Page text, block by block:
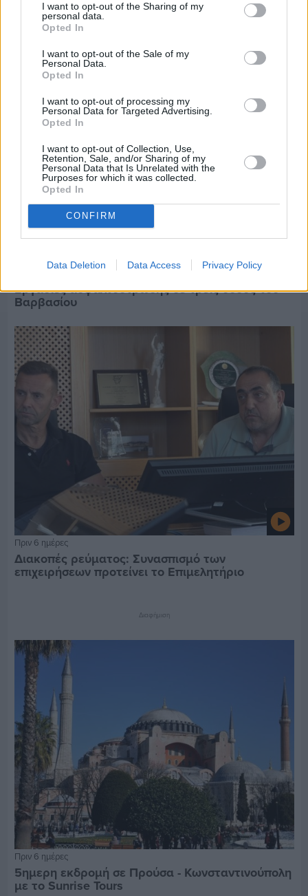
I want to opt-out of the Sharing of my
personal data.
Opted In
I want to opt-out of the Sale of my
Personal Data.
Opted In
I want to opt-out of processing my
Personal Data for Targeted Advertising.
Opted In
I want to opt-out of Collection, Use,
Retention, Sale, and/or Sharing of my
Personal Data that Is Unrelated with the
Purposes for which it was collected.
Opted In
CONFIRM
Data Deletion Data Access Privacy Policy
Τρίτος στη σφαιροβολία στη διεθνή συνάντηση
Ελλάδας–Κύπρου Κ18 ο Δημήτρης Τέλλιος
Πριν 6 ημέρες
Εργασίες ασφαλτόστρωσης σε τρεις οδούς του
Βαρβασίου
Πριν 6 ημέρες
Διακοπές ρεύματος: Συνασπισμό των
επιχειρήσεων προτείνει το Επιμελητήριο
Διαφήμιση
Πριν 6 ημέρες
5ημερη εκδρομή σε Προύσα - Κωνσταντινούπολη
με το Sunrise Tours